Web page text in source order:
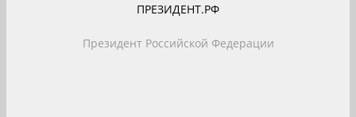
ПРЕЗИДЕНТ.РФ
Президент Российской Федерации